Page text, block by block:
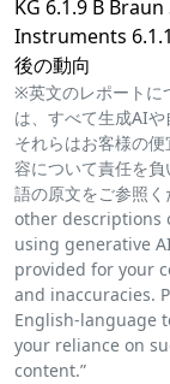
KG 6.1.9 B
Instruments
後の動向
※英文のレポートに
は、すべて生成AIや
それらはお客様の
容について責任を
語の原文をご参照
other descriptions
using generative
provided for your
and inaccuracies.
English-language
your reliance on
content.”